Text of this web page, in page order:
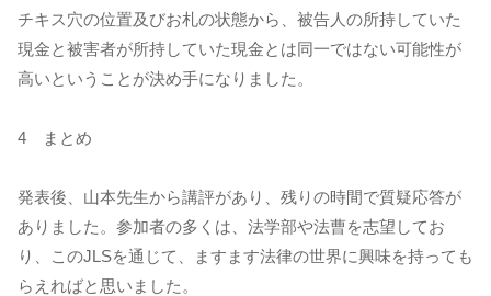
チキス穴の位置及びお札の状態から、被告人の所持していた
現金と被害者が所持していた現金とは同一ではない可能性が
高いということが決め手になりました。
4 まとめ
発表後、山本先生から講評があり、残りの時間で質疑応答が
ありました。参加者の多くは、法学部や法曹を志望してお
り、このJLSを通じて、ますます法律の世界に興味を持っても
らえればと思いました。